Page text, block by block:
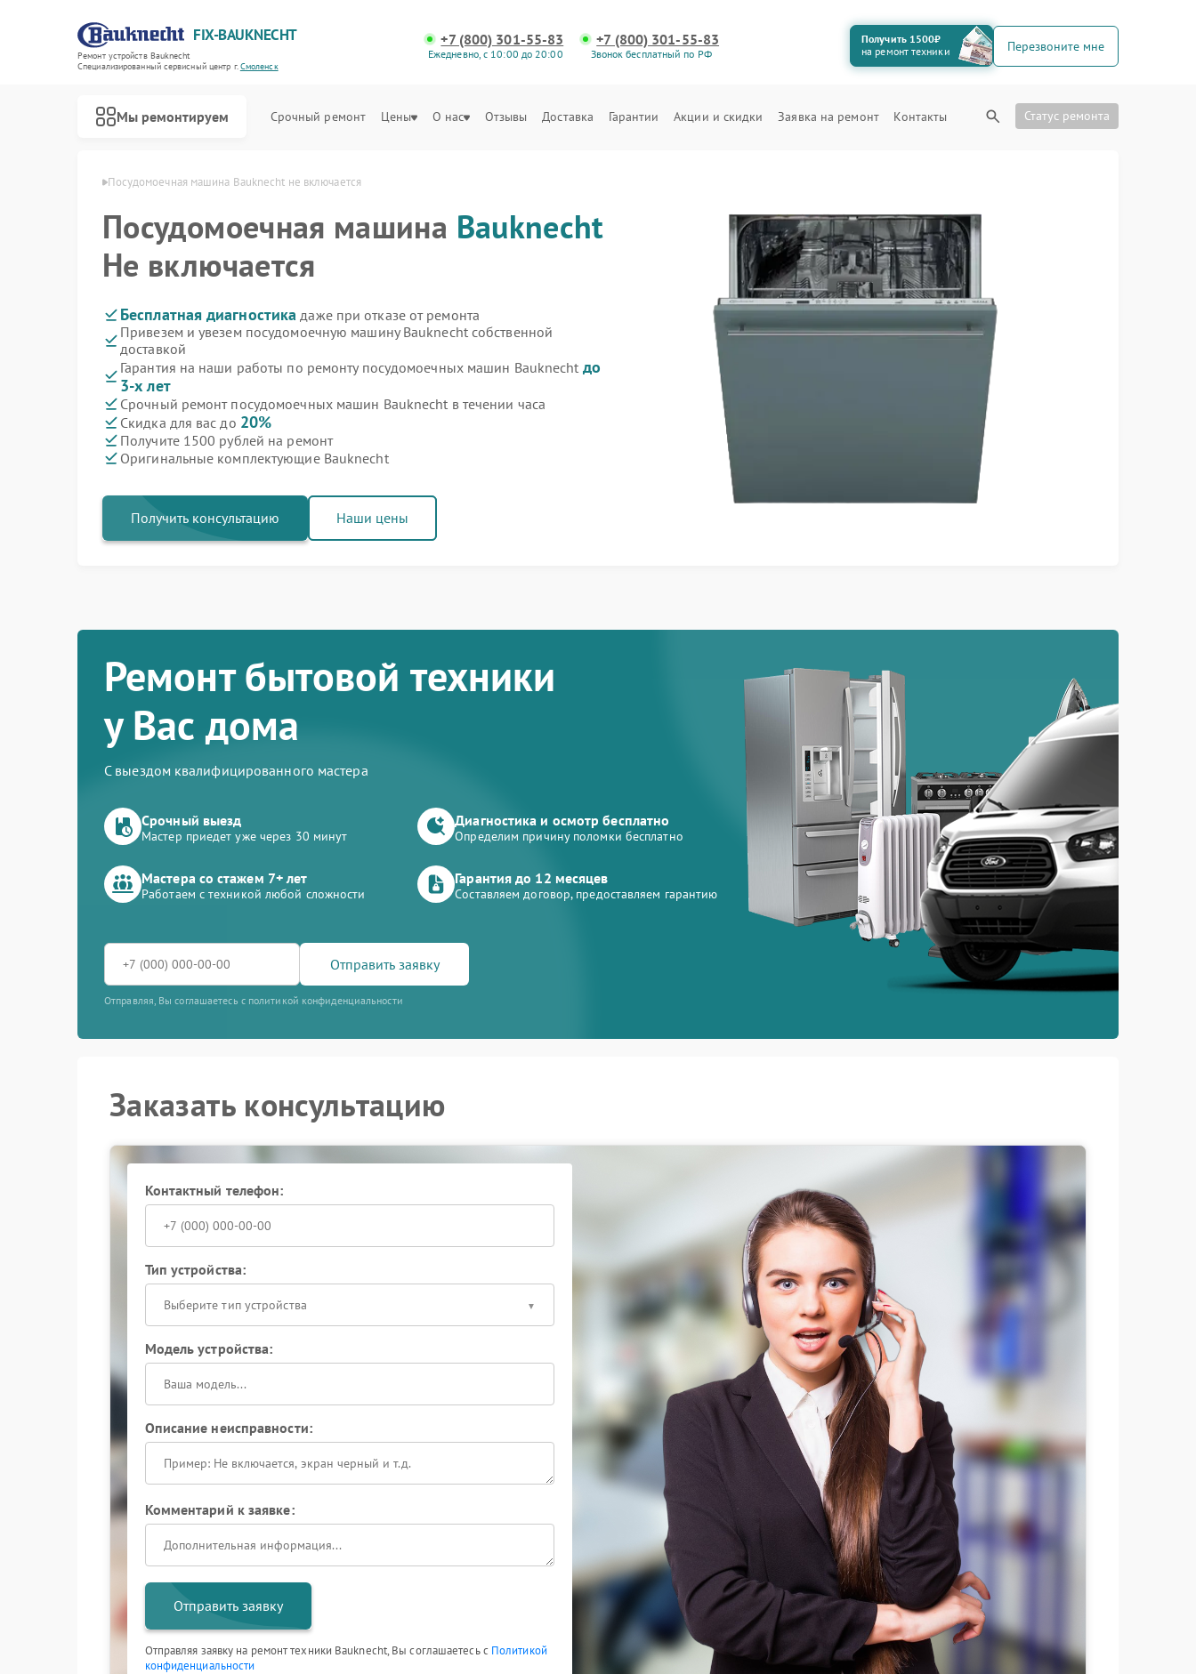
FIX-BAUKNECHT
Ремонт устройств Bauknecht
Специализированный cервисный центр г.Смоленск
+7 (800) 301-55-83
Ежедневно, с 10:00 до 20:00
+7 (800) 301-55-83
Звонок бесплатный по РФ
Получить 1500₽
на ремонт техники
Перезвоните мне
Мы ремонтируем Срочный ремонт Цены О нас Отзывы Доставка Гарантии Акции и скидки Заявка на ремонт Контакты Статус ремонта
Посудомоечная машина Bauknecht не включается
Посудомоечная машина Bauknecht
Не включается
Бесплатная диагностика даже при отказе от ремонта
Привезем и увезем посудомоечную машину Bauknecht собственной
доставкой
Гарантия на наши работы по ремонту посудомоечных машин Bauknecht до
3-х лет
Срочный ремонт посудомоечных машин Bauknecht в течении часа
Скидка для вас до 20%
Получите 1500 рублей на ремонт
Оригинальные комплектующие Bauknecht
Получить консультацию Наши цены
Ремонт бытовой техники
у Вас дома
С выездом квалифицированного мастера
Срочный выезд
Мастер приедет уже через 30 минут
Диагностика и осмотр бесплатно
Определим причину поломки бесплатно
Мастера со стажем 7+ лет
Работаем с техникой любой сложности
Гарантия до 12 месяцев
Составляем договор, предоставляем гарантию
Отправить заявку
Отправляя, Вы соглашаетесь с политикой конфиденциальности
Заказать консультацию
Контактный телефон:
Тип устройства:
Выберите тип устройства
Модель устройства:
Описание неисправности:
Комментарий к заявке:
Отправить заявку
Отправляя заявку на ремонт техники Bauknecht, Вы соглашаетесь с Политикой
конфиденциальности